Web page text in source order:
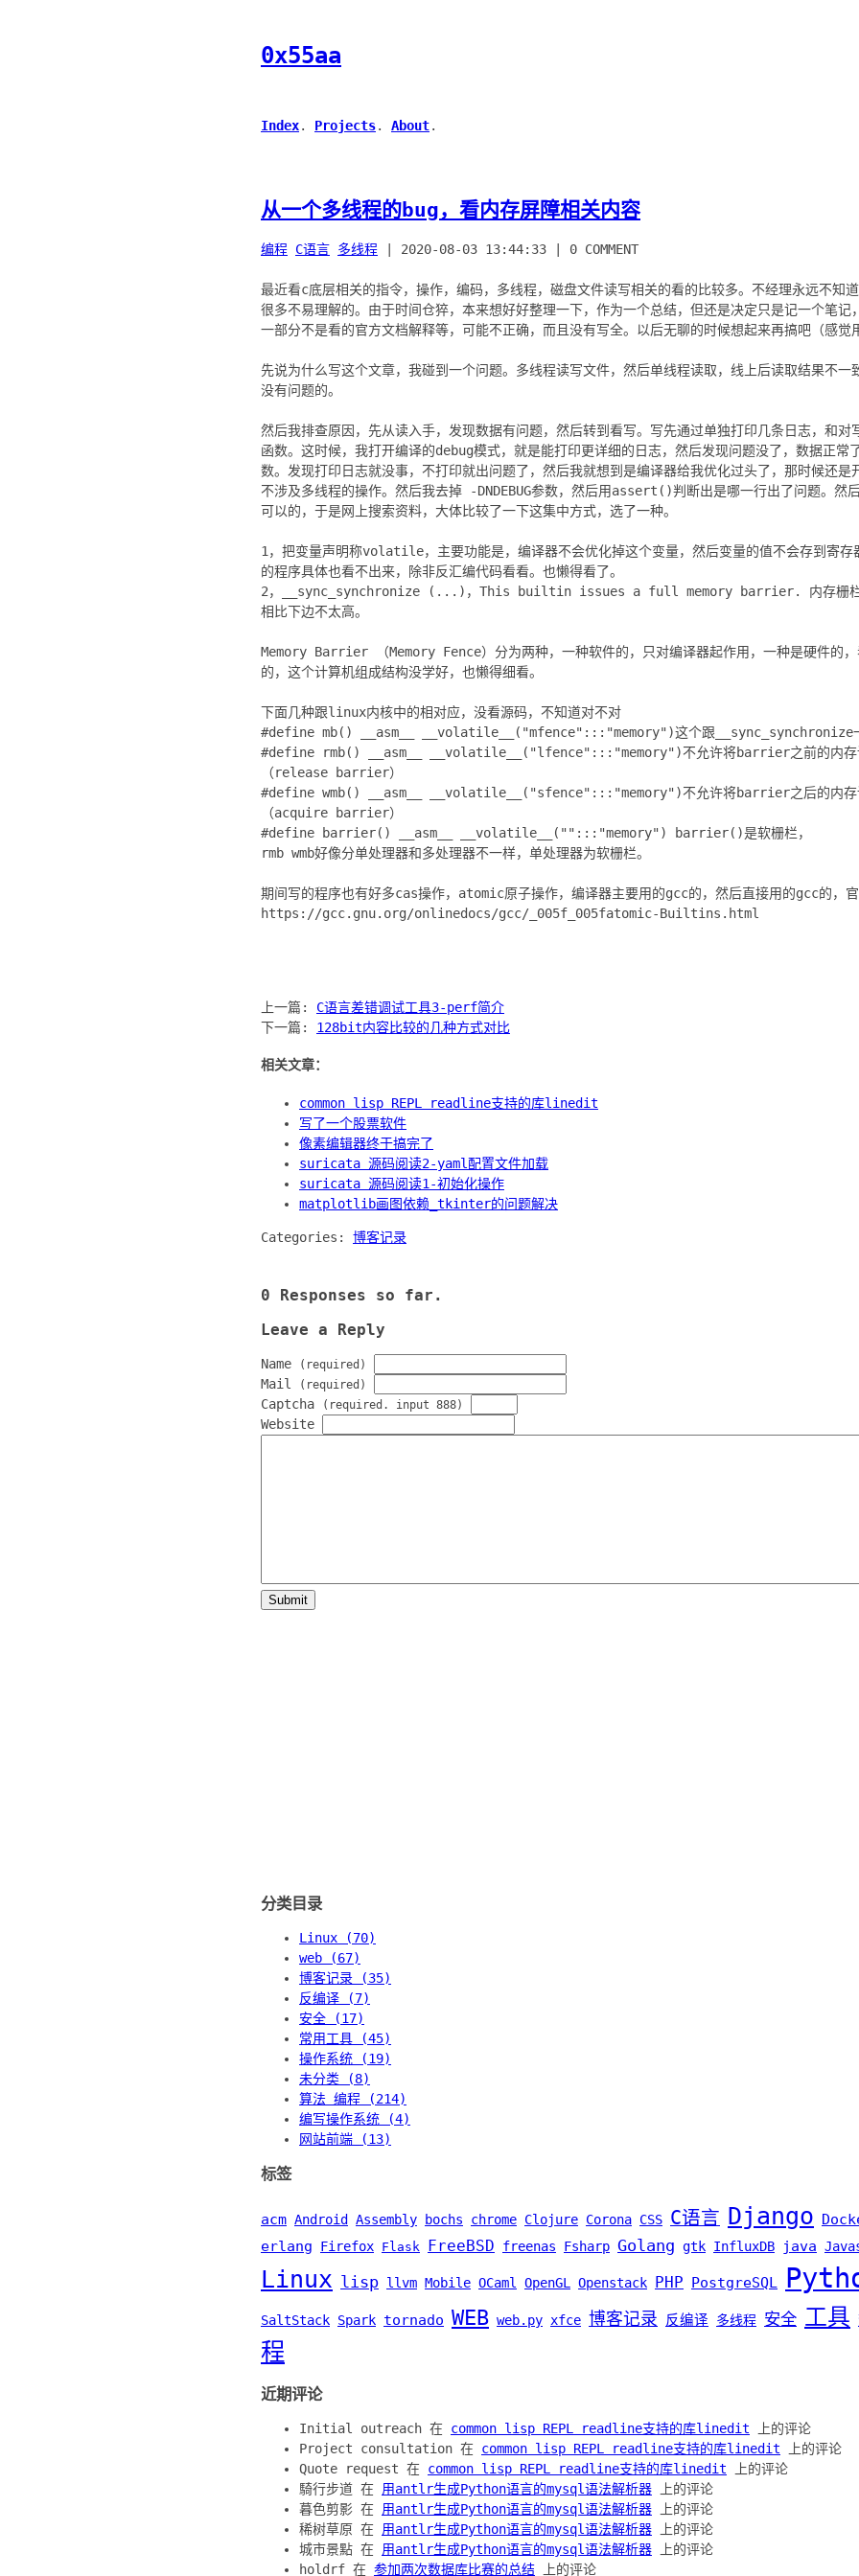
0x55aa
Index. Projects. About.
从一个多线程的bug，看内存屏障相关内容
编程 C语言 多线程 2020-08-03 13:44:33 0 COMMENT
最近看c底层相关的指令，操作，编码，多线程，磁盘文件读写相关的看的比较多。不经理永远不知
很多不易理解的。由于时间仓猝，本来想好好整理一下，作为一个总结，但还是决定只是记一个笔记
一部分不是看的官方文档解释等，可能不正确，而且没有写全。以后无聊的时候想起来再搞吧（感觉
先说为什么写这个文章，我碰到一个问题。多线程读写文件，然后单线程读取，线上后读取结果不一
没有问题的。
然后我排查原因，先从读入手，发现数据有问题，然后转到看写。写先通过单独打印几条日志，和对
函数。这时候，我打开编译的debug模式，就是能打印更详细的日志，然后发现问题没了，数据正常
数。发现打印日志就没事，不打印就出问题了，然后我就想到是编译器给我优化过头了，那时候还是
不涉及多线程的操作。然后我去掉 -DNDEBUG参数，然后用assert()判断出是哪一行出了问题。然
可以的，于是网上搜索资料，大体比较了一下这集中方式，选了一种。
1，把变量声明称volatile，主要功能是，编译器不会优化掉这个变量，然后变量的值不会存到寄存
的程序具体也看不出来，除非反汇编代码看看。也懒得看了。
2，__sync_synchronize (...)，This builtin issues a full memory barrier. 内存栅栏，
相比下边不太高。
Memory Barrier （Memory Fence）分为两种，一种软件的，只对编译器起作用，一种是硬件的，
的，这个计算机组成结构没学好，也懒得细看。
下面几种跟linux内核中的相对应，没看源码，不知道对不对
#define mb() __asm__ __volatile__("mfence":::"memory")这个跟__sync_synchronize一
#define rmb() __asm__ __volatile__("lfence":::"memory")不允许将barrier之前的内存
（release barrier）
#define wmb() __asm__ __volatile__("sfence":::"memory")不允许将barrier之后的内存
（acquire barrier）
#define barrier() __asm__ __volatile__("":::"memory") barrier()是软栅栏，
rmb wmb好像分单处理器和多处理器不一样，单处理器为软栅栏。
期间写的程序也有好多cas操作，atomic原子操作，编译器主要用的gcc的，然后直接用的gcc的，官
https://gcc.gnu.org/onlinedocs/gcc/_005f_005fatomic-Builtins.html
上一篇: C语言差错调试工具3-perf简介
下一篇: 128bit内容比较的几种方式对比
相关文章：
common lisp REPL readline支持的库linedit
写了一个股票软件
像素编辑器终于搞完了
suricata 源码阅读2-yaml配置文件加载
suricata 源码阅读1-初始化操作
matplotlib画图依赖_tkinter的问题解决
Categories: 博客记录
0 Responses so far.
Leave a Reply
Name (required)
Mail (required)
Captcha (required. input 888)
Website
分类目录
Linux (70)
web (67)
博客记录 (35)
反编译 (7)
安全 (17)
常用工具 (45)
操作系统 (19)
未分类 (8)
算法 编程 (214)
编写操作系统 (4)
网站前端 (13)
标签
acm Android Assembly bochs chrome Clojure Corona CSS C语言 Django
erlang Firefox Flask FreeBSD freenas Fsharp Golang gtk InfluxDB java
Linux lisp llvm Mobile OCaml OpenGL Openstack PHP PostgreSQL
SaltStack Spark tornado WEB web.py xfce 博客记录 反编译 多线程 安全 工具
程
近期评论
Initial outreach 在 common lisp REPL readline支持的库linedit 上的评论
Project consultation 在 common lisp REPL readline支持的库linedit 上的评论
Quote request 在 common lisp REPL readline支持的库linedit 上的评论
騎行步道 在 用antlr生成Python语言的mysql语法解析器 上的评论
暮色剪影 在 用antlr生成Python语言的mysql语法解析器 上的评论
稀树草原 在 用antlr生成Python语言的mysql语法解析器 上的评论
城市景點 在 用antlr生成Python语言的mysql语法解析器 上的评论
holdrf 在 参加两次数据库比赛的总结 上的评论